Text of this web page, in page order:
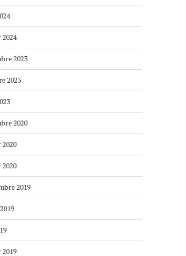
2024
2023
2023
2020
2020
2019
2019